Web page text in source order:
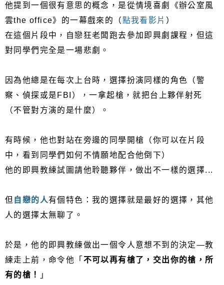
他提到一個很有意思的概念，是從情境喜劇《辦公室風
雲the office》的一幕戲來的（點我看影片 ）
在這個片段中，自戀狂老闆跑去參加即興劇課程，但這
對同學們完全是一場悲劇。
因為他總是在每次上台時，選擇扮演同樣的角色（警
察、偵探或是FBI），一拿起槍，就把台上夥伴射死
（不管對方演的是什麼）。
有時候，他也對站在旁邊的同學開槍（你可以在片段
中，看到同學們如何不情願地配合他倒下）
他的即興教練試圖請他聆聽夥伴，做出不一樣的選擇...
但 自戀的人有個特色：我的選擇就是最好的選擇，其他
人的選擇太無聊了。
於是，他的即興教練做出一個令人意想不到的決定—教
練走上前，命令他「 不可以再有槍了，交出你的槍，所
有的槍！
」